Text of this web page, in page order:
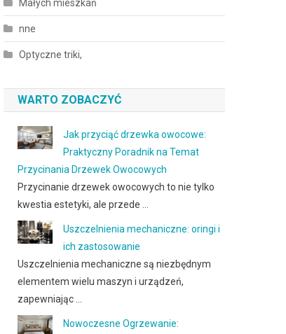
Małych mieszkań
nne
Optyczne triki,
WARTO ZOBACZYĆ
Jak przyciąć drzewka owocowe:
Praktyczny Poradnik na Temat
Przycinania Drzewek Owocowych
Przycinanie drzewek owocowych to nie tylko
kwestia estetyki, ale przede …
Uszczelnienia mechaniczne: oringi i
ich zastosowanie
Uszczelnienia mechaniczne są niezbędnym
elementem wielu maszyn i urządzeń,
zapewniając …
Nowoczesne Ogrzewanie: